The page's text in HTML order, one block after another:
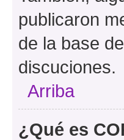
publicaron
de la base
discuciones.
Arriba
¿Qué es